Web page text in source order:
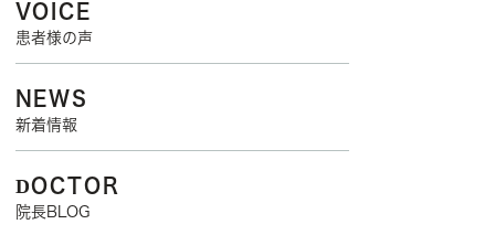
VOICE
患者様の声
NEWS
新着情報
DOCTOR
院長BLOG